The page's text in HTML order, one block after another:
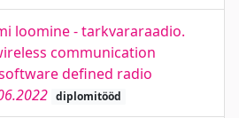
loomine - tarkvararaadio.
communication
defined radio
diplomitööd